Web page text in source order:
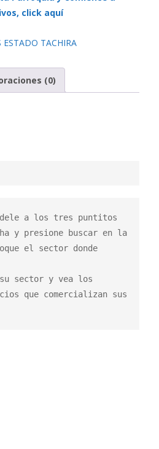
click aquí
ESTADO TACHIRA
(0)
dele a los tres puntitos
y presione buscar en la
el sector donde
sector y vea los
que comercializan sus